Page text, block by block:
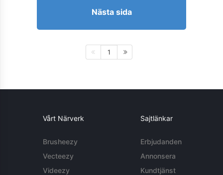
Nästa sida
1
Vårt Närverk
Brusheezy
Vecteezy
Videezy
Sajtlänkar
Erbjudanden
Annonsera
Kundtjänst